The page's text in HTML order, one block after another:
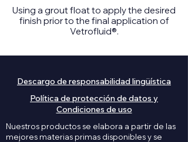
Using a grout float to apply the desired
finish prior to the final application of
Vetrofluid®.
Descargo de responsabilidad lingüística
Política de protección de datos y
Condiciones de uso
Nuestros productos se elabora a partir de las
mejores materias primas disponibles y se